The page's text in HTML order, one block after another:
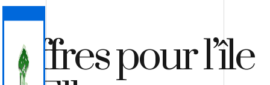
Offres pour l’île